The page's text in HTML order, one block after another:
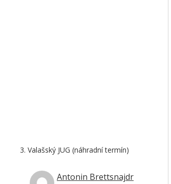
3. Valašský JUG (náhradní termín)
Antonin Brettsnajdr